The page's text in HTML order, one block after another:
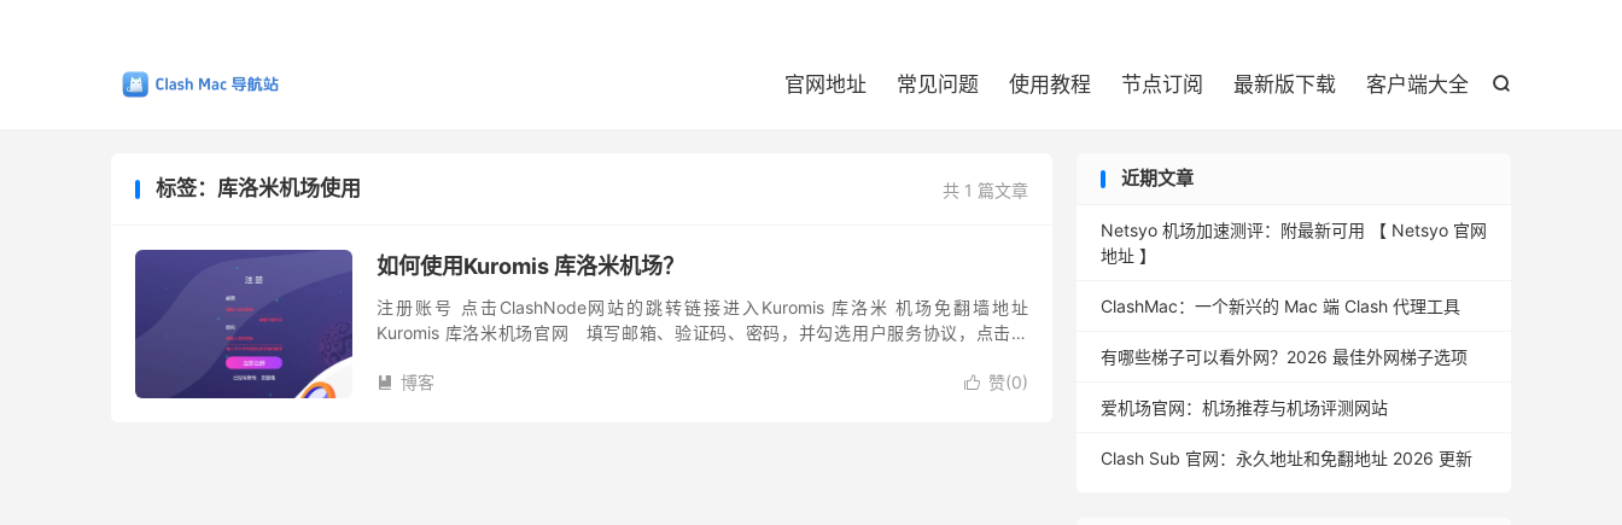

官网地址 常见问题 使用教程 节点订阅 最新版下载 客户端大全
共 1 篇文章
标签：库洛米机场使用
如何使用Kuromis 库洛米机场？
注册账号 点击ClashNode网站的跳转链接进入Kuromis 库洛米 机场免翻墙地址
Kuromis 库洛米机场官网 填写邮箱、验证码、密码，并勾选用户服务协议，点击注
 赞(0)
 博客
近期文章
Netsyo 机场加速测评：附最新可用 【 Netsyo 官网
地址 】
ClashMac：一个新兴的 Mac 端 Clash 代理工具
有哪些梯子可以看外网？2026 最佳外网梯子选项
爱机场官网：机场推荐与机场评测网站
Clash Sub 官网：永久地址和免翻地址 2026 更新